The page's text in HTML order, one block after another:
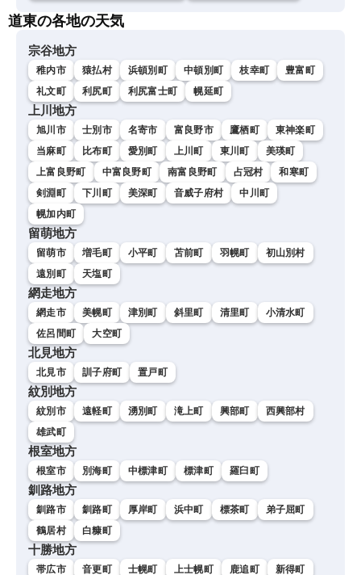
道東の各地の天気
宗谷地方
稚内市 猿払村 浜頓別町 中頓別町 枝幸町
豊富町
礼文町
利尻町 利尻富士町 幌延町
上川地方
旭川市 士別市 名寄市 富良野市 鷹栖町
東神楽町
当麻町
比布町 愛別町 上川町 東川町
美瑛町
上富良野町
中富良野町 南富良野町 占冠村
和寒町
剣淵町
下川町 美深町 音威子府村
中川町
幌加内町
留萌地方
留萌市 増毛町 小平町 苫前町 羽幌町
初山別村
遠別町
天塩町
網走地方
網走市 美幌町 津別町 斜里町 清里町
小清水町
佐呂間町
大空町
北見地方
北見市 訓子府町 置戸町
紋別地方
紋別市 遠軽町 湧別町 滝上町 興部町
西興部村
雄武町
根室地方
根室市 別海町 中標津町 標津町 羅臼町
釧路地方
釧路市 釧路町 厚岸町 浜中町 標茶町
弟子屈町
鶴居村
白糠町
十勝地方
帯広市 音更町 士幌町 上士幌町 鹿追町 新得町